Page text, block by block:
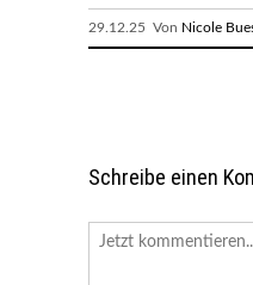
29.12.25 Von Nicole
Schreibe einen